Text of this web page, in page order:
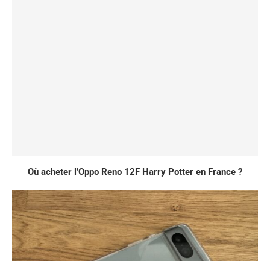
Où acheter l’Oppo Reno 12F Harry Potter en France ?